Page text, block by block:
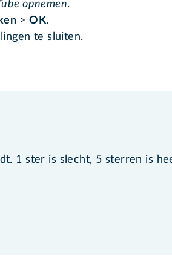
opnemen.
>OK.
te sluiten.
1 ster is slecht, 5 sterren is